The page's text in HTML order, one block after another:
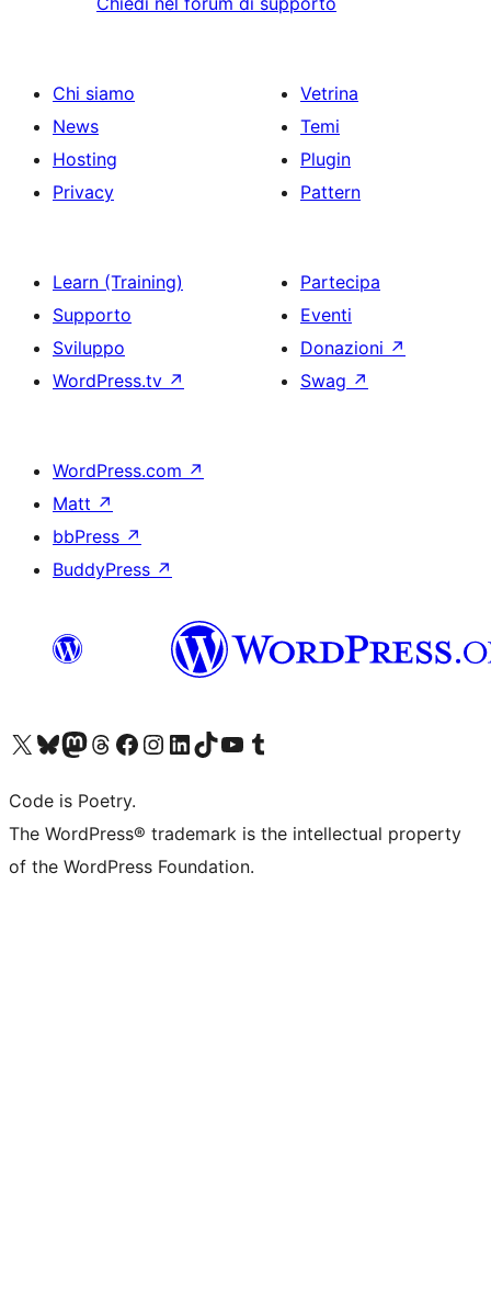
Chi siamo
News
Hosting
Privacy
Vetrina
Temi
Plugin
Pattern
Learn (Training)
Supporto
Sviluppo
WordPress.tv ↗
Partecipa
Eventi
Donazioni ↗
Swag ↗
WordPress.com ↗
Matt ↗
bbPress ↗
BuddyPress ↗
Visita il nostro account X (ex Twitter)
Visita il nostro account Bluesky
Visita il nostro account Mastodon
Visita il nostro account Threads
Visita la nostra pagina Facebook
Visita il nostro account Instagram
Visita il nostro account LinkedIn
Visita il nostro account TikTok
Visita il nostro canale YouTube
Visita il nostro account Tumblr
Code is Poetry.
The WordPress® trademark is the intellectual property
of the WordPress Foundation.